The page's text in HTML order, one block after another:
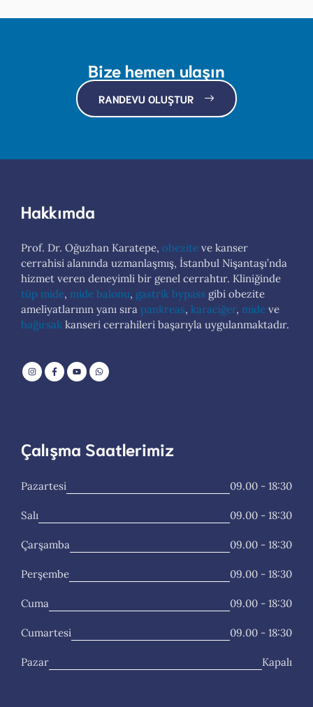
Bize hemen ulaşın
RANDEVU OLUŞTUR
Hakkımda
Prof. Dr. Oğuzhan Karatepe, obezite ve kanser
cerrahisi alanında uzmanlaşmış, İstanbul Nişantaşı’nda
hizmet veren deneyimli bir genel cerrahtır. Kliniğinde
tüp mide, mide balonu, gastrik bypass gibi obezite
ameliyatlarının yanı sıra pankreas, karaciğer, mide ve
bağırsak kanseri cerrahileri başarıyla uygulanmaktadır.
Çalışma Saatlerimiz
Pazartesi 09.00 - 18:30
Salı 09.00 - 18:30
Çarşamba 09.00 - 18:30
Perşembe 09.00 - 18:30
Cuma 09.00 - 18:30
Cumartesi 09.00 - 18:30
Pazar Kapalı